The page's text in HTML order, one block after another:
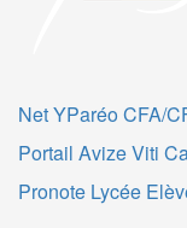
Net YParéo CFA/
Portail Avize Viti
Pronote Lycée